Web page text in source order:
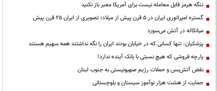
تنگه هرمز قابل معامله نیست برای آمریکا معبر باز نکنید
گستره امپراتوری ایران در ۵ قرن پیش از میلاد؛ تصویری از ایران ۲۵ قرن پیش
میانکاله در آتش می‌سوزد
پزشکیان: تنها کسانی که در خیابان بودند ایران را نگه نداشتند همه سهیم هستند
پارچه فروشی که هیچ نسبتی با بانک آینده ندارد!
نقض آتش‌بس و حملات رژیم صهیونیستی به جنوب لبنان
حمایت از هشت هزار نوآموز سیستان و بلوچستانی